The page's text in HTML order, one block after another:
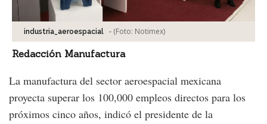
industria_aeroespacial - (Foto: Notimex)
Redacción Manufactura
La manufactura del sector aeroespacial mexicana
proyecta superar los 100,000 empleos directos para los
próximos cinco años, indicó el presidente de la